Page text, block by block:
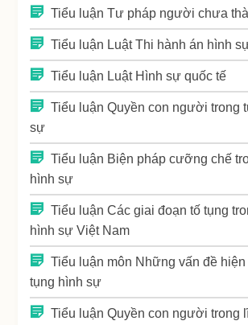
Tiểu luận Tư pháp người chưa
Tiểu luận Luật Thi hành án hình
Tiểu luận Luật Hình sự quốc tế
Tiểu luận Quyền con người trong
sự
Tiểu luận Biện pháp cưỡng chế
hình sự
Tiểu luận Các giai đoạn tố tụng
hình sự Việt Nam
Tiểu luận môn Những vấn đề
tụng hình sự
Tiểu luận Quyền con người trong